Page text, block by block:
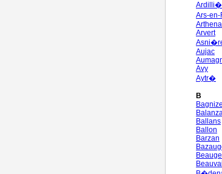
Ars-
Arvert
Aujac
Avy
Aytr�
B
Ballans
Ballon
Barzan